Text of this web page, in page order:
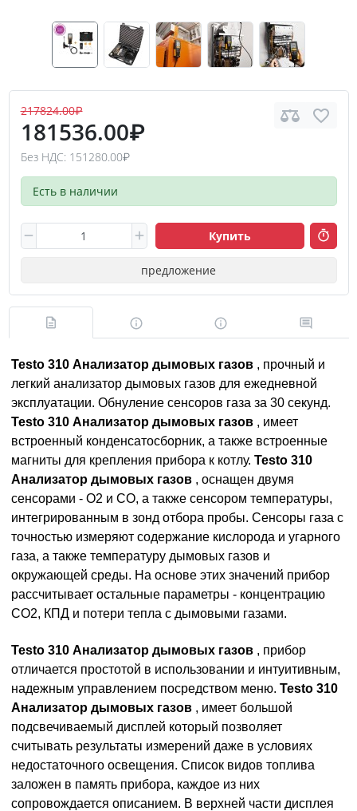
217824.00₽
181536.00₽
Без НДС: 151280.00₽
Есть в наличии
Купить
предложение
Testo 310 Анализатор дымовых газов , прочный и
легкий анализатор дымовых газов для ежедневной
эксплуатации. Обнуление сенсоров газа за 30 секунд.
Testo 310 Анализатор дымовых газов , имеет
встроенный конденсатосборник, а также встроенные
магниты для крепления прибора к котлу. Testo 310
Анализатор дымовых газов , оснащен двумя
сенсорами - O2 и CO, а также сенсором температуры,
интегрированным в зонд отбора пробы. Сенсоры газа с
точностью измеряют содержание кислорода и угарного
газа, а также температуру дымовых газов и
окружающей среды. На основе этих значений прибор
рассчитывает остальные параметры - концентрацию
CO2, КПД и потери тепла с дымовыми газами.
Testo 310 Анализатор дымовых газов , прибор
отличается простотой в использовании и интуитивным,
надежным управлением посредством меню. Testo 310
Анализатор дымовых газов , имеет большой
подсвечиваемый дисплей который позволяет
считывать результаты измерений даже в условиях
недостаточного освещения. Список видов топлива
заложен в память прибора, каждое из них
сопровождается описанием. В верхней части дисплея